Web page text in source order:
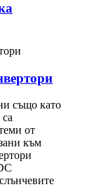
също като
от
към